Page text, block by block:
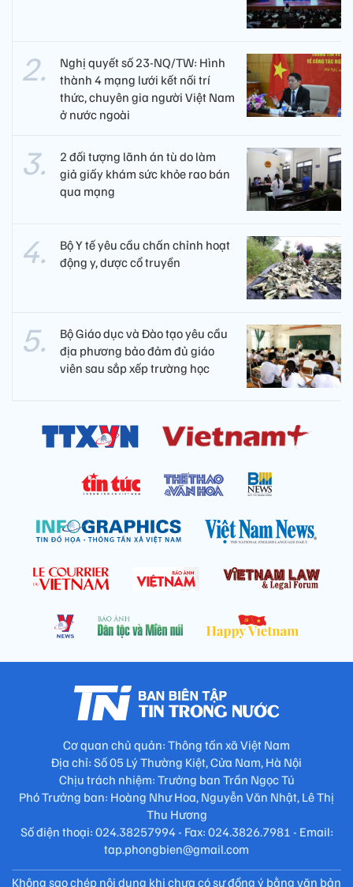
Nghị quyết số 23-NQ/TW: Hình
thành 4 mạng lưới kết nối trí
thức, chuyên gia người Việt Nam
ở nước ngoài
2 đối tượng lãnh án tù do làm
giả giấy khám sức khỏe rao bán
qua mạng
Bộ Y tế yêu cầu chấn chỉnh hoạt
động y, dược cổ truyền
Bộ Giáo dục và Đào tạo yêu cầu
địa phương bảo đảm đủ giáo
viên sau sắp xếp trường học
Cơ quan chủ quản: Thông tấn xã Việt Nam
Địa chỉ: Số 05 Lý Thường Kiệt, Cửa Nam, Hà Nội
Chịu trách nhiệm: Trưởng ban Trần Ngọc Tú
Phó Trưởng ban: Hoàng Như Hoa, Nguyễn Văn Nhật, Lê Thị
Thu Hương
Số điện thoại: 024.38257994 - Fax: 024.3826.7981 - Email:
tap.phongbien@gmail.com
Không sao chép nội dung khi chưa có sự đồng ý bằng văn bản